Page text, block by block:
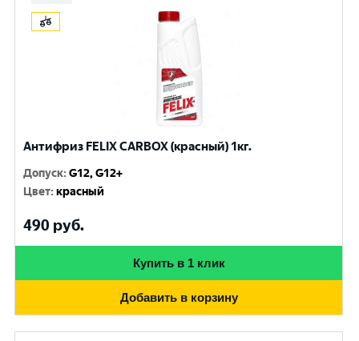
Антифриз FELIX CARBOX (красный) 1кг.
Допуск:G12, G12+
Цвет:красный
490 руб.
Купить в 1 клик
Добавить в корзину